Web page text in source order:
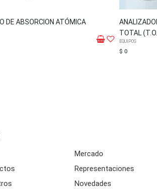
DE ABSORCION ATÓMICA
TOTAL
EQUIPOS
$ 0
Mercado
Representaciones
Novedades